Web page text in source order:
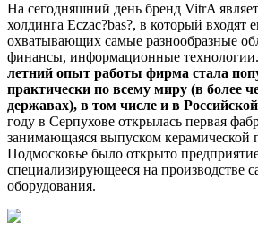
На сегодняшний день бренд VitrA
холдинга Eczac?bas?, в который входят
охватывающих самые разнообразные
финансы, информационные технологии.
летний опыт работы фирма стала
практически по всему миру (в более
державах), в том числе и в
году в Серпухове открылась первая
занимающаяся выпуском керамической
Подмосковье было открыто
специализирующееся на производстве
оборудования.